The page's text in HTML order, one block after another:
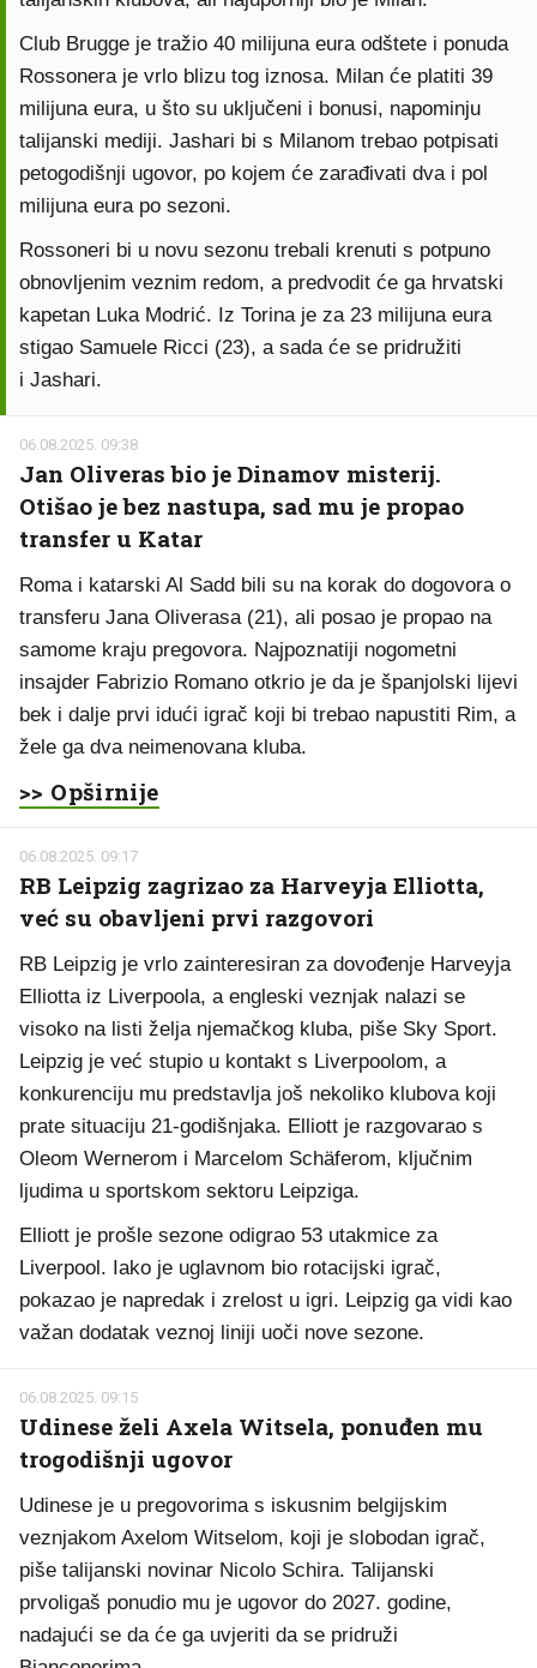
Club Brugge je tražio 40 milijuna eura odštete i ponuda
Rossonera je vrlo blizu tog iznosa. Milan će platiti 39
milijuna eura, u što su uključeni i bonusi, napominju
talijanski mediji. Jashari bi s Milanom trebao potpisati
petogodišnji ugovor, po kojem će zarađivati dva i pol
milijuna eura po sezoni.
Rossoneri bi u novu sezonu trebali krenuti s potpuno
obnovljenim veznim redom, a predvodit će ga hrvatski
kapetan Luka Modrić. Iz Torina je za 23 milijuna eura
stigao Samuele Ricci (23), a sada će se pridružiti
i Jashari.
06.08.2025. 09:38
Jan Oliveras bio je Dinamov misterij.
Otišao je bez nastupa, sad mu je propao
transfer u Katar
Roma i katarski Al Sadd bili su na korak do dogovora o
transferu Jana Oliverasa (21), ali posao je propao na
samome kraju pregovora. Najpoznatiji nogometni
insajder Fabrizio Romano otkrio je da je španjolski lijevi
bek i dalje prvi idući igrač koji bi trebao napustiti Rim, a
žele ga dva neimenovana kluba.
>> Opširnije
06.08.2025. 09:17
RB Leipzig zagrizao za Harveyja Elliotta,
već su obavljeni prvi razgovori
RB Leipzig je vrlo zainteresiran za dovođenje Harveyja
Elliotta iz Liverpoola, a engleski veznjak nalazi se
visoko na listi želja njemačkog kluba, piše Sky Sport.
Leipzig je već stupio u kontakt s Liverpoolom, a
konkurenciju mu predstavlja još nekoliko klubova koji
prate situaciju 21-godišnjaka. Elliott je razgovarao s
Oleom Wernerom i Marcelom Schäferom, ključnim
ljudima u sportskom sektoru Leipziga.
Elliott je prošle sezone odigrao 53 utakmice za
Liverpool. Iako je uglavnom bio rotacijski igrač,
pokazao je napredak i zrelost u igri. Leipzig ga vidi kao
važan dodatak veznoj liniji uoči nove sezone.
06.08.2025. 09:15
Udinese želi Axela Witsela, ponuđen mu
trogodišnji ugovor
Udinese je u pregovorima s iskusnim belgijskim
veznjakom Axelom Witselom, koji je slobodan igrač,
piše talijanski novinar Nicolo Schira. Talijanski
prvoligaš ponudio mu je ugovor do 2027. godine,
nadajući se da će ga uvjeriti da se pridruži